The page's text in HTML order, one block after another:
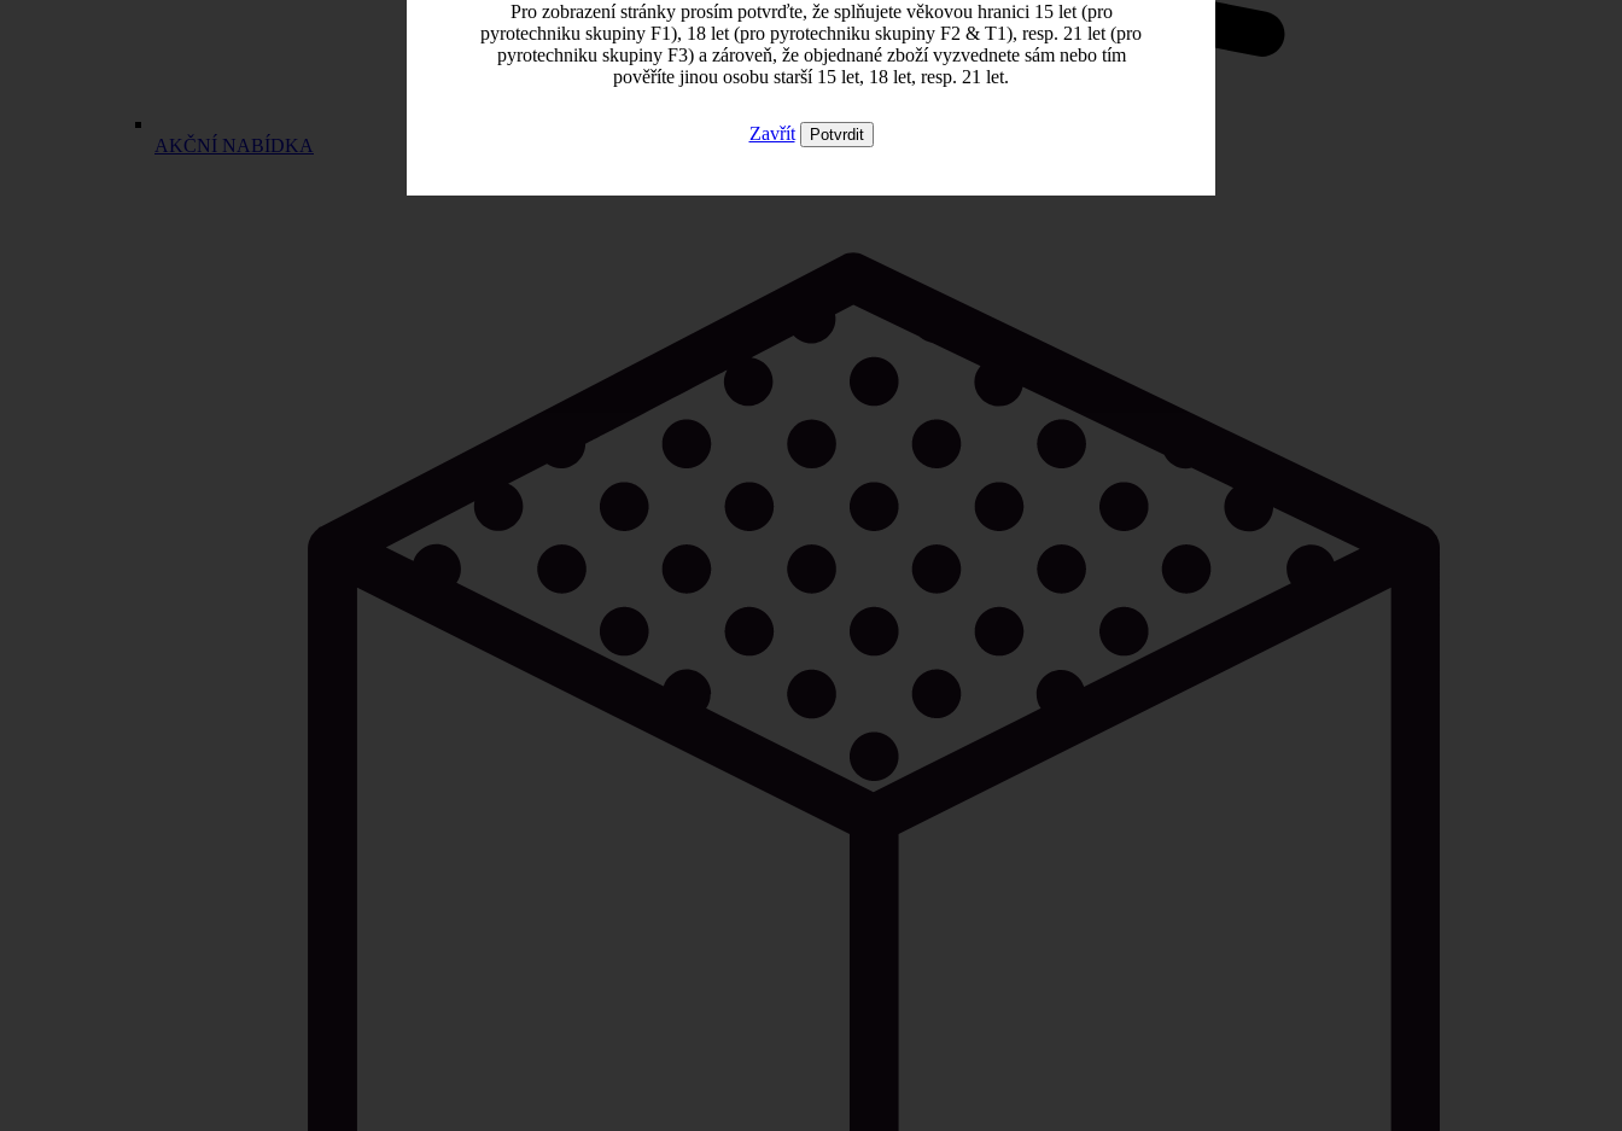
AKČNÍ NABÍDKA
Pro zobrazení stránky prosím potvrďte, že splňujete věkovou hranici 15 let (pro
pyrotechniku skupiny F1), 18 let (pro pyrotechniku skupiny F2 & T1), resp. 21 let (pro
pyrotechniku skupiny F3) a zároveň, že objednané zboží vyzvednete sám nebo tím
pověříte jinou osobu starší 15 let, 18 let, resp. 21 let.
Zavřít Potvrdit